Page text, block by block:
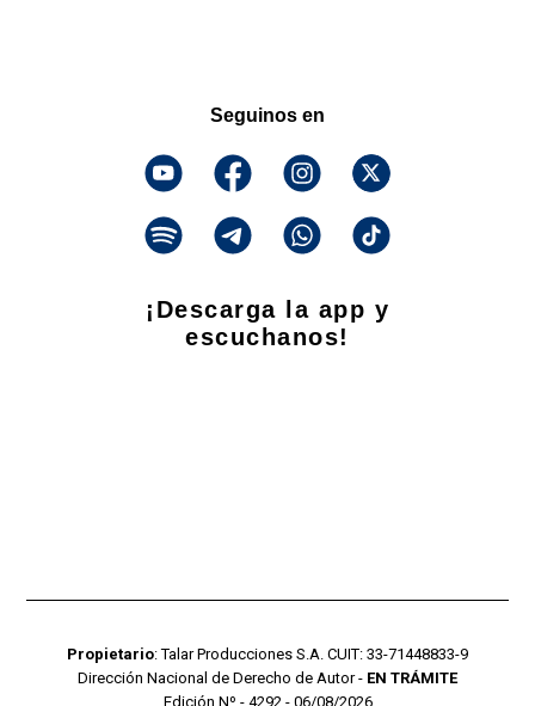
Seguinos en
¡Descarga la app y
escuchanos!
Propietario: Talar Producciones S.A. CUIT: 33-71448833-9
Dirección Nacional de Derecho de Autor - EN TRÁMITE
Edición Nº - 4292 - 06/08/2026